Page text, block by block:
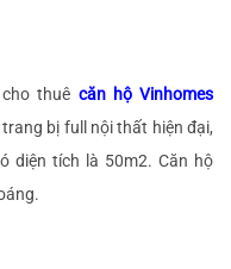
thuê căn hộ Vinhomes
bị full nội thất hiện đại,
diện tích là 50m2. Căn hộ